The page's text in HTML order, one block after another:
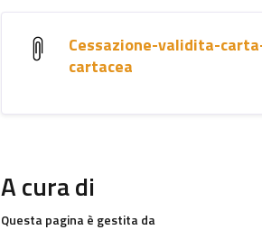
Cessazione-validita-
cartacea
A cura di
Questa pagina è gestita da